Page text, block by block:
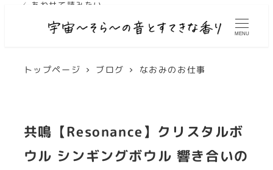
MENU
トップページ ブログ なおみのお仕事
共鳴【Resonance】クリスタルボ
ウル シンギングボウル 響き合いの
✓ あわせて読みたい